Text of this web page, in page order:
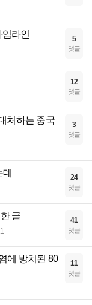
라인 5
댓글
12
댓글
처하는 중국
3
댓글
24
댓글
글 41
댓글
에 방치된 80
11
댓글